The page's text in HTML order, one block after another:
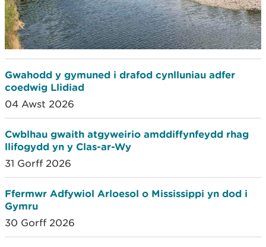
Gwahodd y gymuned i drafod cynlluniau adfer
coedwig Llidiad
04 Awst 2026
Cwblhau gwaith atgyweirio amddiffynfeydd rhag
llifogydd yn y Clas-ar-Wy
31 Gorff 2026
Ffermwr Adfywiol Arloesol o Mississippi yn dod i
Gymru
30 Gorff 2026